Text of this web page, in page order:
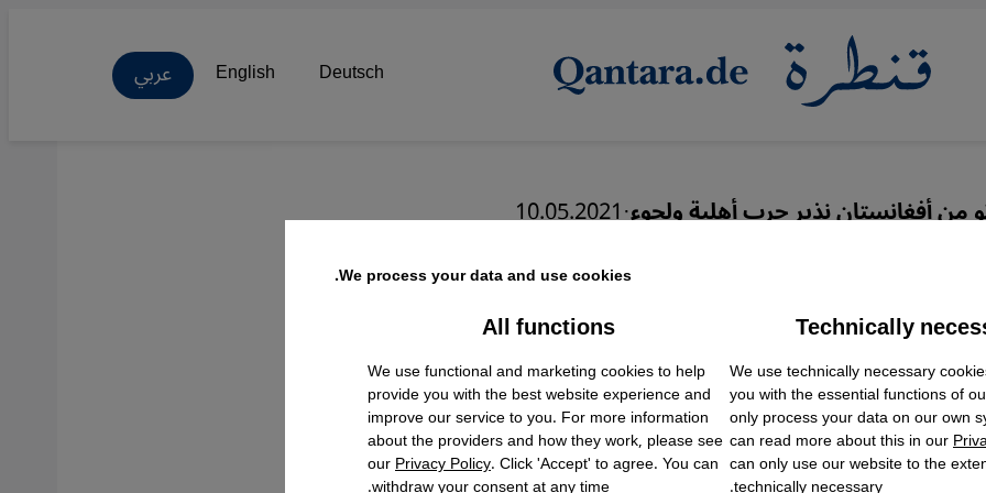
Deutsch
English عربي
من أفغانستان نذير حرب أهلية ولجوء·
10.05.2021
غربية للأفغان زلزالها ممتد إلى
English عربي
We process your data and use cookies.
Technically
We use technically necessary
you with the essential functions of
only process your data on our own
can read more about this in our
can only use our website to the
All functions
We use functional and marketing cookies to help
provide you with the best website experience and
improve our service to you. For more information
about the providers and how they work, please see
ourPrivacy Policy. Click 'Accept' to agree. You can
Facebook Embed / Facebook Connect
Twitter Embed
Instagram Embed
Youtube Embed
Google Maps Embed